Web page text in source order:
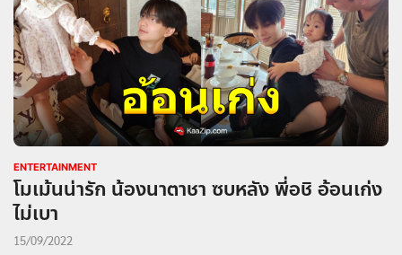
ENTERTAINMENT
โมเม้นน่ารัก น้องนาตาชา ซบหลัง พี่อชิ อ้อนเก่ง
ไม่เบา
15/09/2022